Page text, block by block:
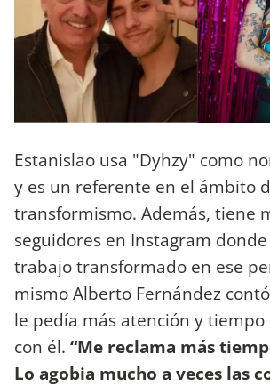
Estanislao usa "Dyhzy" como
y es un referente en el ámbito
transformismo. Además, tiene
seguidores en Instagram
trabajo transformado en ese
mismo Alberto Fernández
le pedía más atención y
con él. “Me reclama más
Lo agobia mucho a veces las